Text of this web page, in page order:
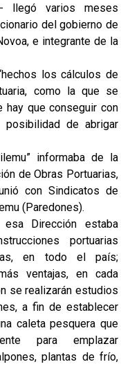
llegó varios meses
del gobierno de
e integrante de la
los cálculos de
como la que se
hay que conseguir con
de abrigar
informaba de la
de Obras Portuarias,
con Sindicatos de
(Paredones).
Dirección estaba
portuarias
en todo el país;
ventajas, en cada
se realizarán estudios
a fin de establecer
caleta pesquera que
para emplazar
plantas de frío,